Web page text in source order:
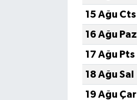
15 Ağu Cts
16 Ağu Paz
17 Ağu Pts
18 Ağu Sal
19 Ağu Çar